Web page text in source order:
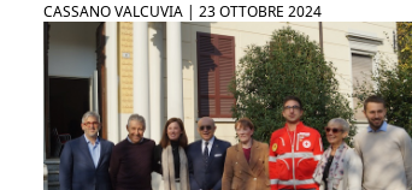
CASSANO VALCUVIA |23 OTTOBRE 2024